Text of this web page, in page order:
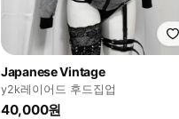
Japanese Vintage
y2k레이어드 후드집업
40,000원